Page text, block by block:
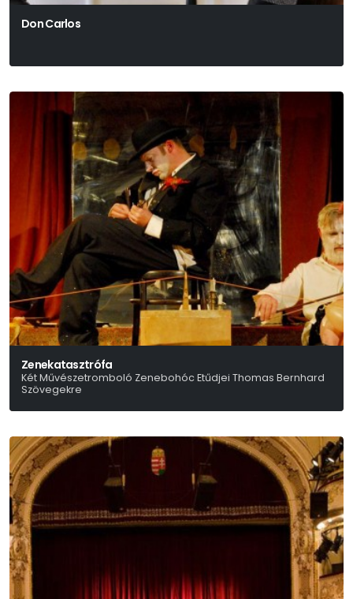
Don Carlos
Zenekatasztrófa
Két Művészetromboló Zenebohóc Etűdjei Thomas Bernhard
Szövegekre